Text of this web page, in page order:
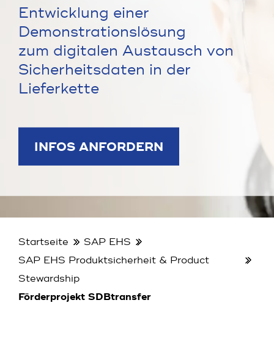
Entwicklung einer
Demonstrationslösung
zum digitalen Austausch von
Sicherheitsdaten in der
Lieferkette
INFOS ANFORDERN
Startseite
SAP EHS
SAP EHS Produktsicherheit & Product
Stewardship
Förderprojekt SDBtransfer